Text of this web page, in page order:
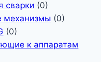
сварки (0)
(0)
(0)
к аппаратам